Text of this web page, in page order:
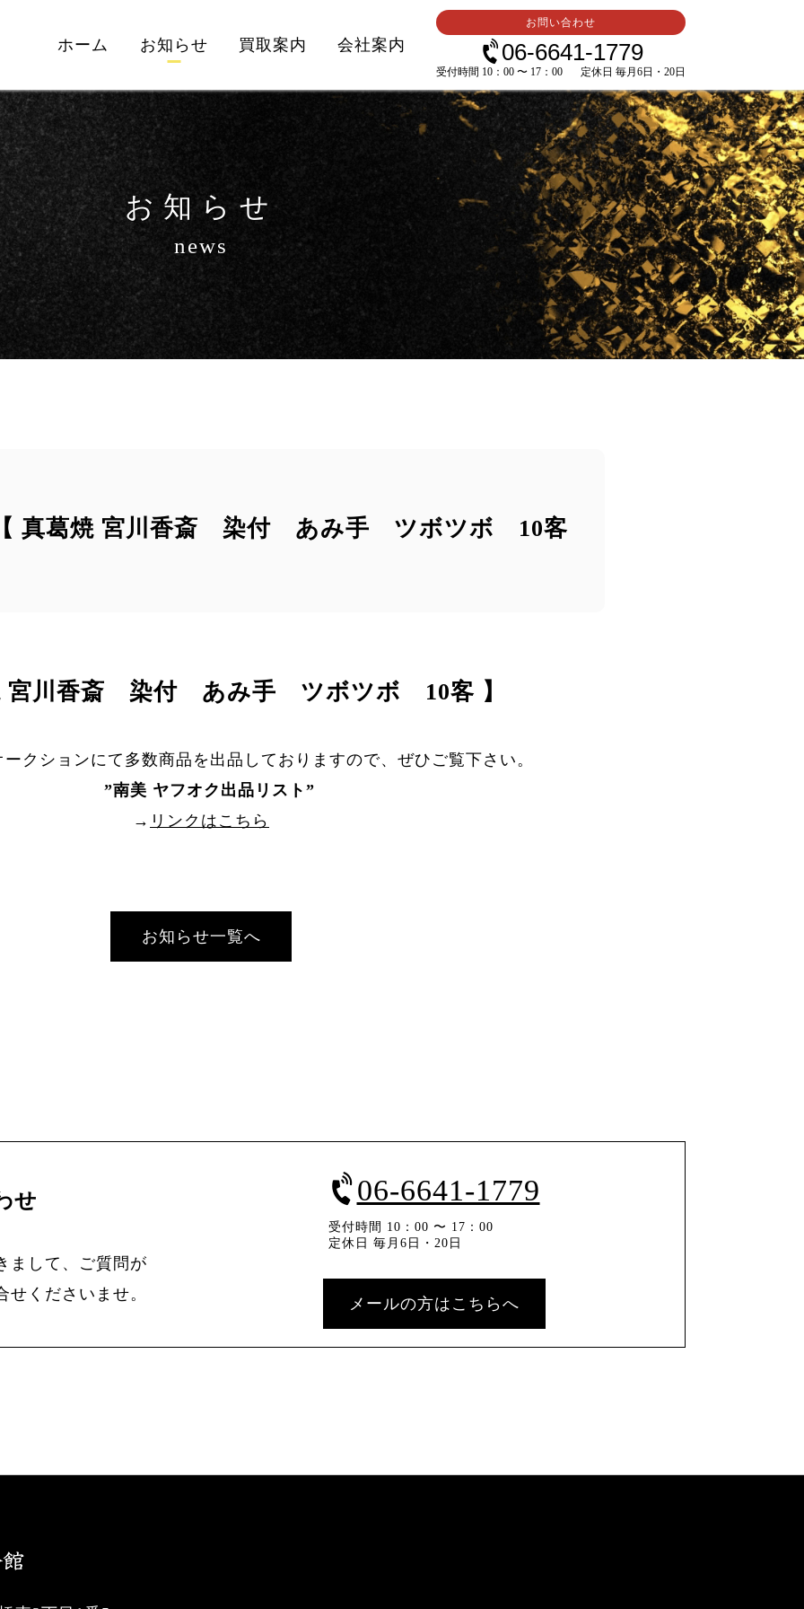
ホーム お知らせ 買取案内 会社案内
お問い合わせ
06-6641-1779
受付時間 10：00 〜 17：00 定休日 毎月6日・20日
お知らせ
news
真葛焼 宮川香斎 染付 あみ手 ツボツボ 10客
宮川香斎 染付 あみ手 ツボツボ 10客 】
クションにて多数商品を出品しておりますので、ぜひご覧下さい。
”南美 ヤフオク出品リスト ”
→ リンクはこちら
お知らせ一覧へ
せ
まして、ご質問が
くださいませ。
06-6641-1779
受付時間 10：00 〜 17：00
定休日 毎月6日・20日
メールの方はこちらへ